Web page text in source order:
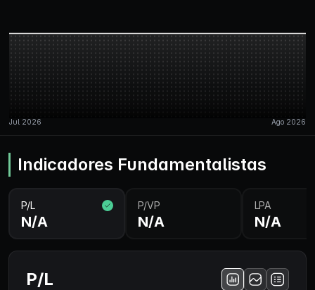
Indicadores Fundamentalistas
P/L
N/A
P/VP
N/A
LPA
N/A
P/L